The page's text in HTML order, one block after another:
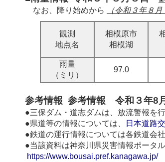
なお、降り始めから （令和３年８
観測
地点名
相模原市
相模湖
雨量
（ミリ）
97.0
参考情報 参考情報 令和３年8
●三保ダム・道志ダムは、放流警報を
●県道等の情報については、
日本道路
●鉄道の運行情報については各鉄道会
●当該資料は神奈川県災害情報ポータ
https://www.bousai.pref.kanagawa.jp/